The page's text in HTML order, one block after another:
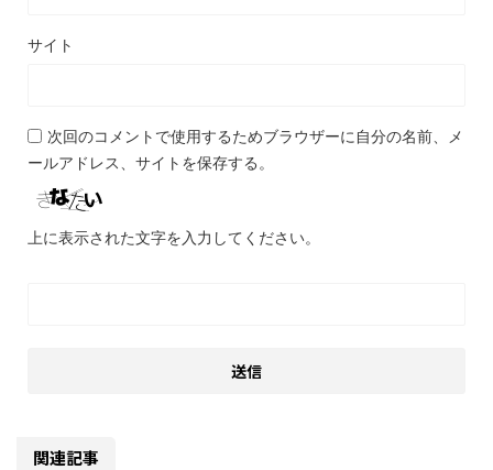
サイト
次回のコメントで使用するためブラウザーに自分の名前、メ
ールアドレス、サイトを保存する。
上に表示された文字を入力してください。
関連記事